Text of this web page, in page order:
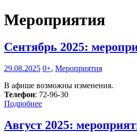
Мероприятия
Сентябрь 2025:
29.08.2025 0+, Мероприятия
В афише возможны изменения.
Телефон: 72-96-30
Подробнее
Август 2025: